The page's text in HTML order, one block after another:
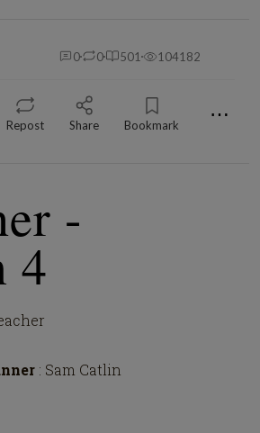
0 0 501 104182
Repost Share Bookmark ⋯
-
4
: Sam Catlin